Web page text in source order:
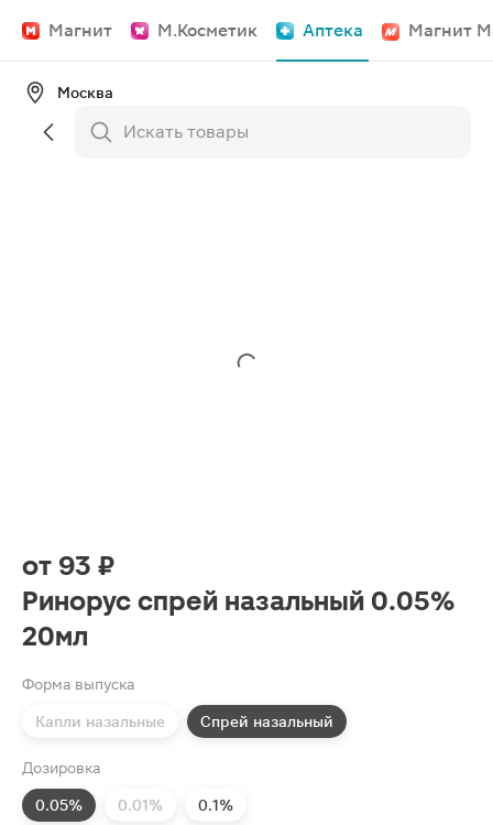
Магнит М.Косметик Аптека Магнит
Москва
от 93 ₽
Ринорус спрей назальный 0.05%
20мл
Форма выпуска
Капли назальные Спрей назальный
Дозировка
0.05% 0.01% 0.1%